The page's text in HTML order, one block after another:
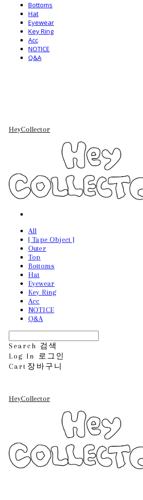
Bottoms
Hat
Eyewear
Key Ring
Acc
NOTICE
Q&A
HeyCollector
All
[ Tape Object ]
Outer
Top
Bottoms
Hat
Eyewear
Key Ring
Acc
NOTICE
Q&A
Search 검색
Log In
로그인
Cart 장바구니
HeyCollector